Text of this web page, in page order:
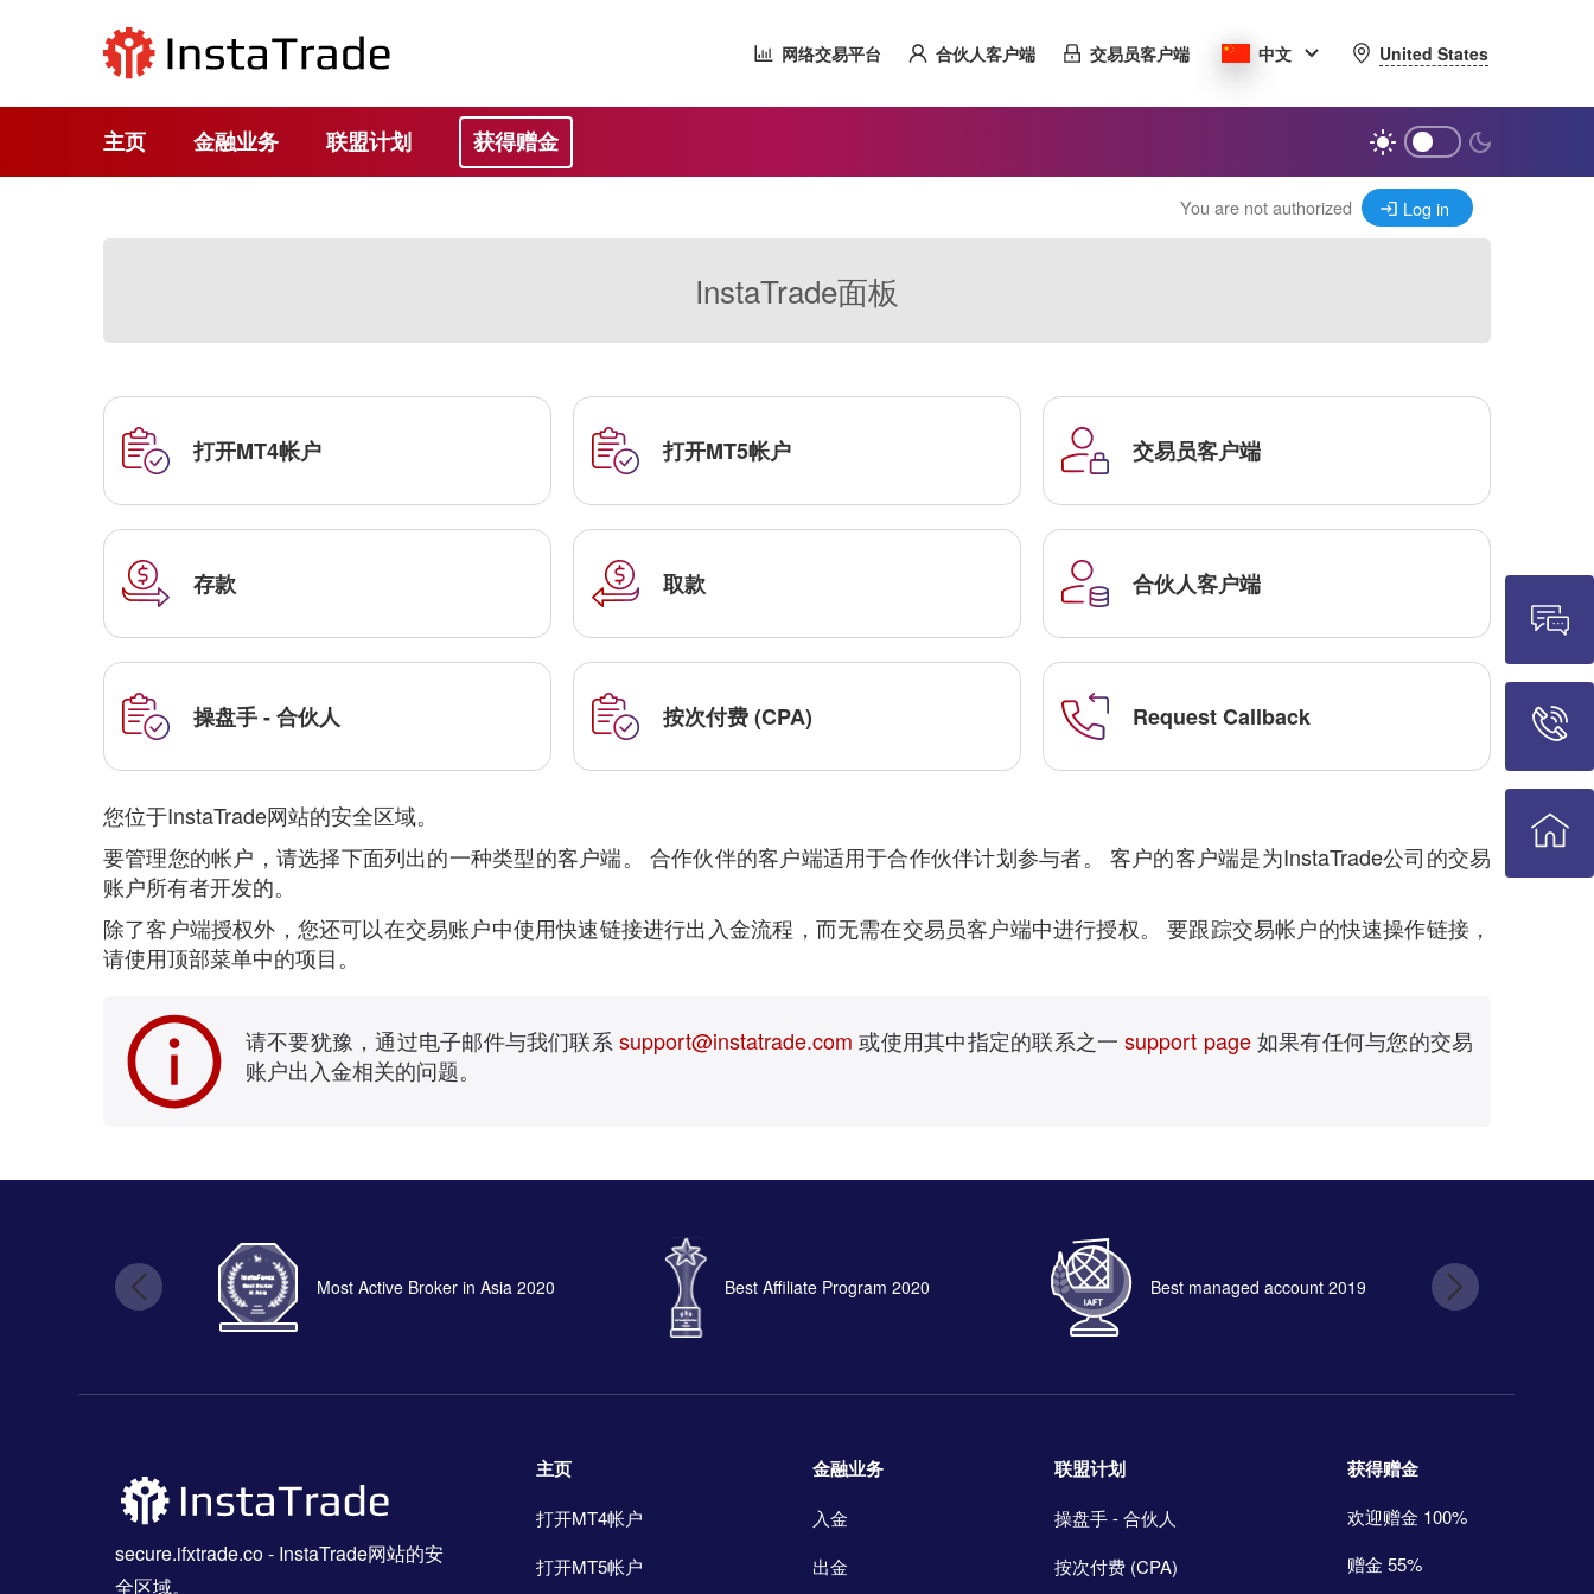
网络交易平台 合伙人客户端 交易员客户端 中文 United States
主页 金融业务 联盟计划 获得赠金
You are not authorized Log in
InstaTrade面板
打开MT4帐户 打开MT5帐户 交易员客户端
存款 取款 合伙人客户端
操盘手 - 合伙人 按次付费 (CPA) Request Callback
您位于InstaTrade网站的安全区域。
要管理您的帐户，请选择下面列出的一种类型的客户端。 合作伙伴的客户端适用于合作伙伴计划参与者。 客户的客户端是为InstaTrade公司的交易
账户所有者开发的。
除了客户端授权外，您还可以在交易账户中使用快速链接进行出入金流程，而无需在交易员客户端中进行授权。 要跟踪交易帐户的快速操作链接，
请使用顶部菜单中的项目。
请不要犹豫，通过电子邮件与我们联系support@instatrade.com 或使用其中指定的联系之一support page如果有任何与您的交易
账户出入金相关的问题。
Most Active Broker in Asia 2020 Best Affiliate Program 2020 Best managed account 2019
secure.ifxtrade.co- InstaTrade网站的安
全区域。
主页
打开MT4帐户
打开MT5帐户
金融业务
入金
出金
联盟计划
操盘手 - 合伙人
按次付费 (CPA)
获得赠金
欢迎赠金 100%
赠金 55%